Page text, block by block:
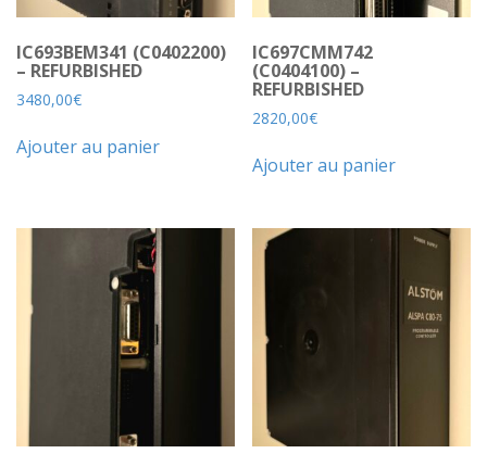
IC693BEM341 (C0402200)
– REFURBISHED
3480,00€
Ajouter au panier
IC697CMM742
(C0404100) –
REFURBISHED
2820,00€
Ajouter au panier